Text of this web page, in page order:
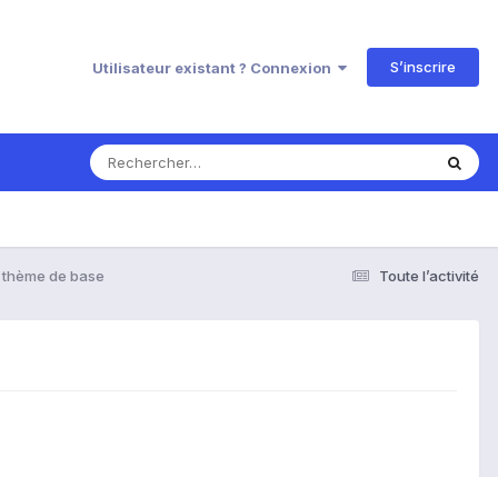
Utilisateur existant ? Connexion S’inscrire
Toute l’activité
de base